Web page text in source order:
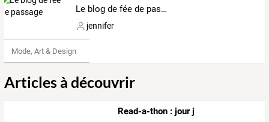
Le blog de fée de passage
jennifer
Mode, Art & Design
Articles à découvrir
Read-a-thon : jour j